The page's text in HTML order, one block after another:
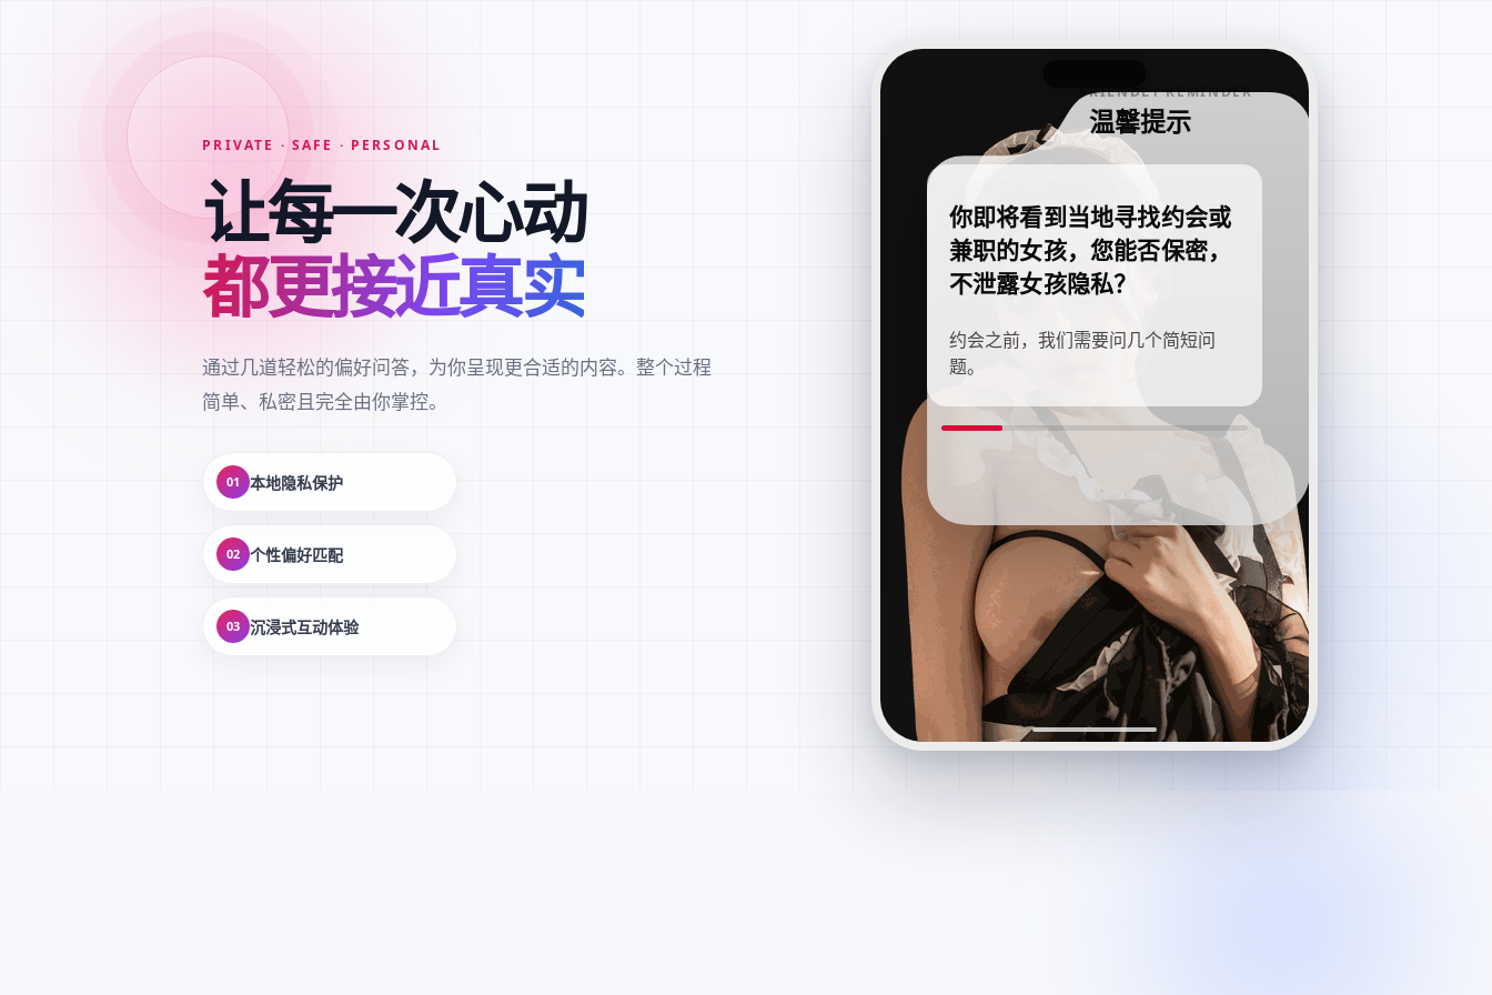
PRIVATE · SAFE · PERSONAL
让每一次心动
都更接近真实
通过几道轻松的偏好问答，为你呈现更合适的内容。整个过程
简单、私密且完全由你掌控。
01 本地隐私保护
02 个性偏好匹配
03 沉浸式互动体验
FRIENDLY REMINDER
温馨提示
你即将看到当地寻找约会或
兼职的女孩，您能否保密，
不泄露女孩隐私？
约会之前，我们需要问几个简短问
题。